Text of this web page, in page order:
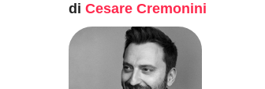
di Cesare Cremonini